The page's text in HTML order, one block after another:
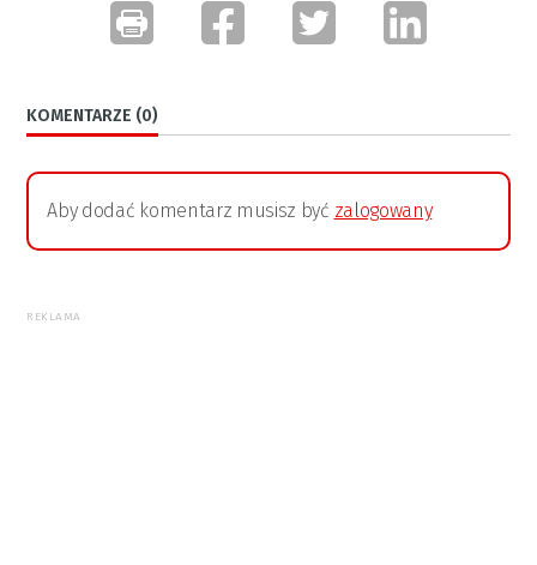
KOMENTARZE (0)
Aby dodać komentarz musisz być zalogowany
REKLAMA